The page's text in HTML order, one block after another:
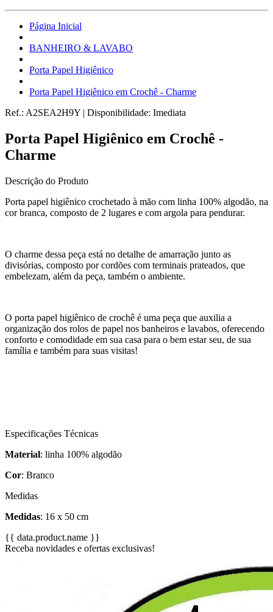
Página Inicial
BANHEIRO & LAVABO
Porta Papel Higiênico
Porta Papel Higiênico em Crochê - Charme
Ref.: A2SEA2H9Y | Disponibilidade: Imediata
Porta Papel Higiênico em Crochê -
Charme
Descrição do Produto
Porta papel higiênico crochetado à mão com linha 100% algodão, na
cor branca, composto de 2 lugares e com argola para pendurar.
O charme dessa peça está no detalhe de amarração junto as
divisórias, composto por cordões com terminais prateados, que
embelezam, além da peça, também o ambiente.
O porta papel higiênico de crochê é uma peça que auxilia a
organização dos rolos de papel nos banheiros e lavabos, oferecendo
conforto e comodidade em sua casa para o bem estar seu, de sua
família e também para suas visitas!
Especificações Técnicas
Material: linha 100% algodão
Cor: Branco
Medidas
Medidas: 16 x 50 cm
{{ data.product.name }}
Receba novidades e ofertas exclusivas!